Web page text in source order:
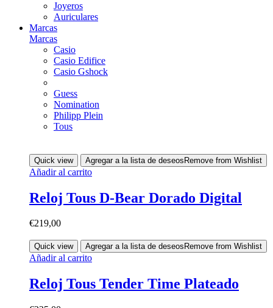
Joyeros
Auriculares
Marcas
Marcas
Casio
Casio Edifice
Casio Gshock
Guess
Nomination
Philipp Plein
Tous
Quick view Agregar a la lista de deseosRemove from Wishlist
Añadir al carrito
Reloj Tous D-Bear Dorado Digital
€219,00
Quick view Agregar a la lista de deseos Remove from Wishlist
Añadir al carrito
Reloj Tous Tender Time Plateado